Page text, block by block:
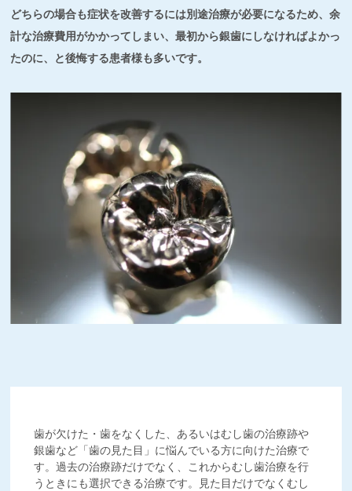
どちらの場合も症状を改善するには別途治療が必要になるため、余
計な治療費用がかかってしまい、最初から銀歯にしなければよかっ
たのに、と後悔する患者様も多いです。
歯が欠けた・歯をなくした、あるいはむし歯の治療跡や
銀歯など「歯の見た目」に悩んでいる方に向けた治療で
す。過去の治療跡だけでなく、これからむし歯治療を行
うときにも選択できる治療です。見た目だけでなくむし